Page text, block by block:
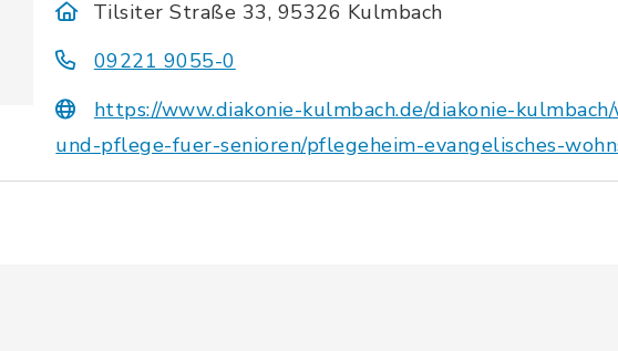
Tilsiter Straße 33, 95326 Kulmbach
09221 9055-0
https://www.diakonie-kulmbach.de/diakonie-
und-pflege-fuer-senioren/pflegeheim-evangelisches-